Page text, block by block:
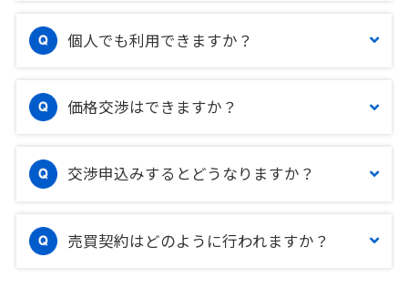
個人でも利用できますか？
価格交渉はできますか？
交渉申込みするとどうなりますか？
売買契約はどのように行われますか？